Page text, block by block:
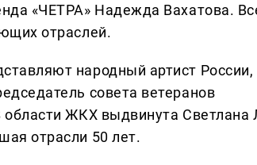
«ЧЕТРА» Надежда Вахатова.
отраслей.
народный артист России,
совета ветеранов
ЖКХ выдвинута Светлана
отрасли 50 лет.